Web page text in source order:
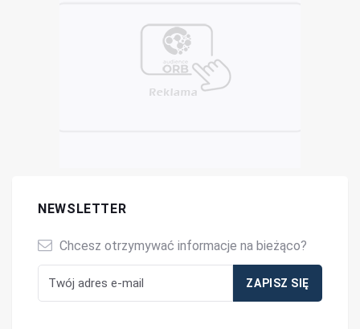
NEWSLETTER
Chcesz otrzymywać informacje na bieżąco?